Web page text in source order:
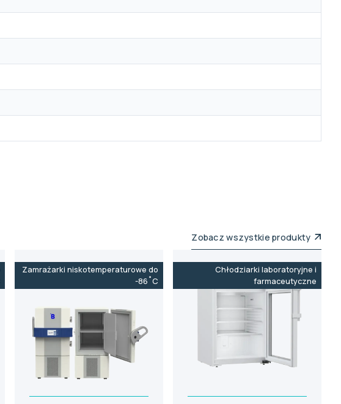
Zobacz wszystkie produkty
Zamrażarki niskotemperaturowe do
-86˚C
Chłodziarki laboratoryjne i
farmaceutyczne